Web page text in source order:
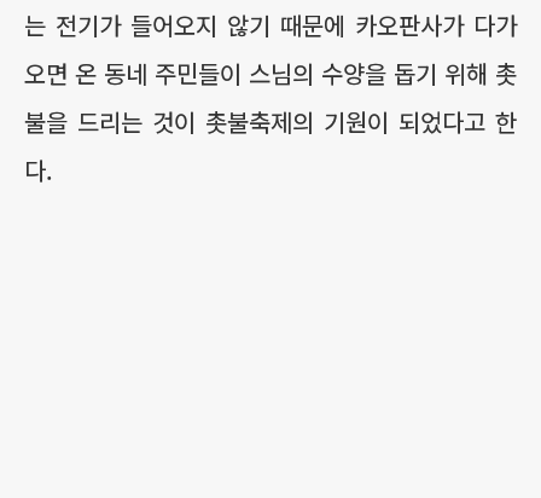
는 전기가 들어오지 않기 때문에 카오판사가 다가
오면 온 동네 주민들이 스님의 수양을 돕기 위해 촛
불을 드리는 것이 촛불축제의 기원이 되었다고 한
다.